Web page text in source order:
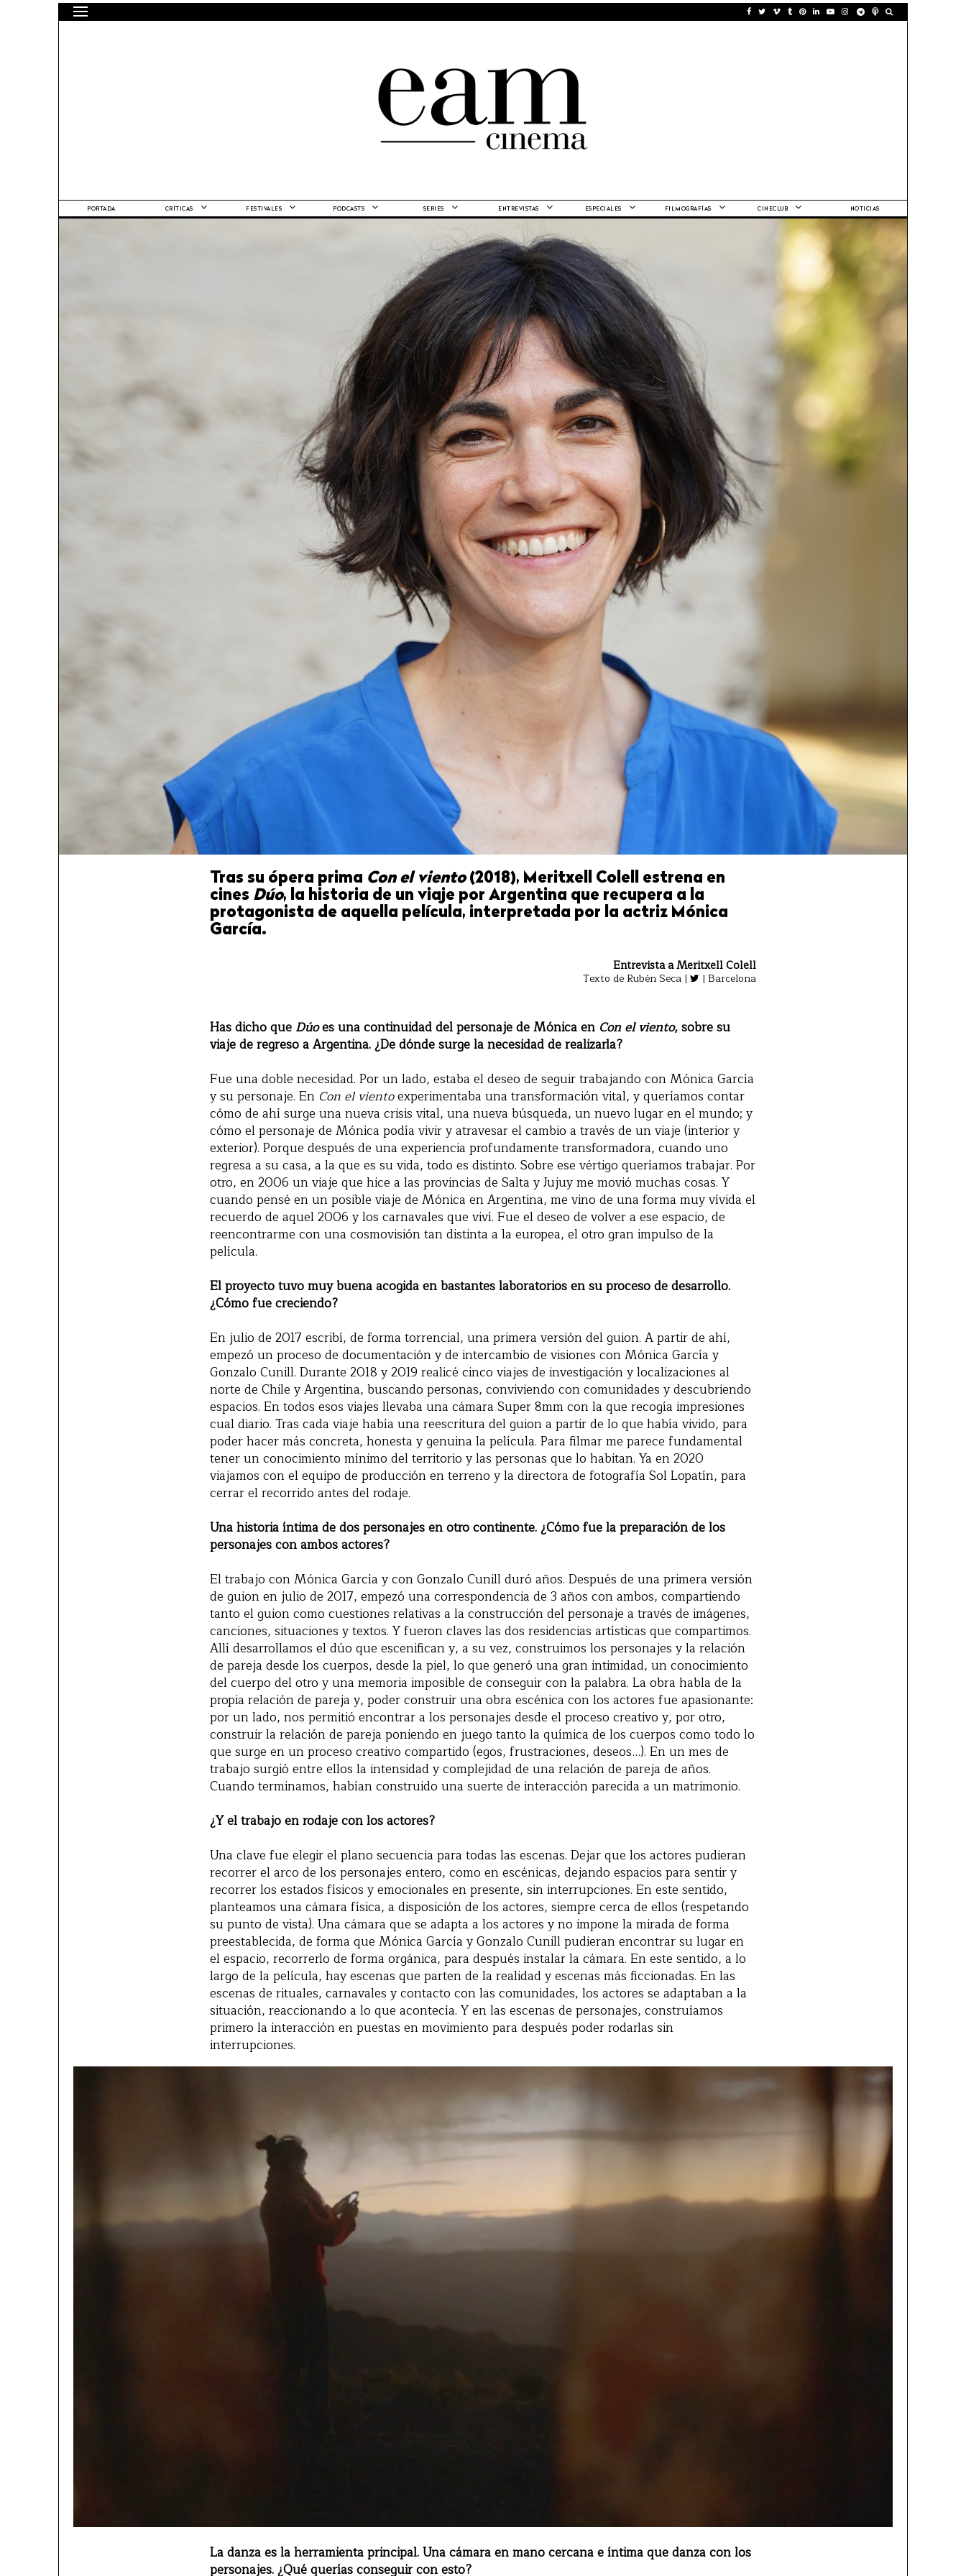
PORTADA CRÍTICAS FESTIVALES PODCASTS SERIES ENTREVISTAS ESPECIALES FILMOGRAFÍAS CINECLUB NOTICIAS
Tras su ópera prima Con el viento(2018), Meritxell Colell estrena en
cines Dúo, la historia de un viaje por Argentina que recupera a la
protagonista de aquella película, interpretada por la actriz Mónica
García.
Entrevista a Meritxell Colell
Texto de Rubén Seca | | Barcelona
Has dicho que Dúoes una continuidad del personaje de Mónica en Con el viento, sobre su
viaje de regreso a Argentina. ¿De dónde surge la necesidad de realizarla?
Fue una doble necesidad. Por un lado, estaba el deseo de seguir trabajando con Mónica García
y su personaje. En Con el vientoexperimentaba una transformación vital, y queríamos contar
cómo de ahí surge una nueva crisis vital, una nueva búsqueda, un nuevo lugar en el mundo; y
cómo el personaje de Mónica podía vivir y atravesar el cambio a través de un viaje (interior y
exterior). Porque después de una experiencia profundamente transformadora, cuando uno
regresa a su casa, a la que es su vida, todo es distinto. Sobre ese vértigo queríamos trabajar. Por
otro, en 2006 un viaje que hice a las provincias de Salta y Jujuy me movió muchas cosas. Y
cuando pensé en un posible viaje de Mónica en Argentina, me vino de una forma muy vívida el
recuerdo de aquel 2006 y los carnavales que viví. Fue el deseo de volver a ese espacio, de
reencontrarme con una cosmovisión tan distinta a la europea, el otro gran impulso de la
película.
El proyecto tuvo muy buena acogida en bastantes laboratorios en su proceso de desarrollo.
¿Cómo fue creciendo?
En julio de 2017 escribí, de forma torrencial, una primera versión del guion. A partir de ahí,
empezó un proceso de documentación y de intercambio de visiones con Mónica García y
Gonzalo Cunill. Durante 2018 y 2019 realicé cinco viajes de investigación y localizaciones al
norte de Chile y Argentina, buscando personas, conviviendo con comunidades y descubriendo
espacios. En todos esos viajes llevaba una cámara Super 8mm con la que recogía impresiones
cual diario. Tras cada viaje había una reescritura del guion a partir de lo que había vivido, para
poder hacer más concreta, honesta y genuina la película. Para filmar me parece fundamental
tener un conocimiento mínimo del territorio y las personas que lo habitan. Ya en 2020
viajamos con el equipo de producción en terreno y la directora de fotografía Sol Lopatín, para
cerrar el recorrido antes del rodaje.
Una historia íntima de dos personajes en otro continente. ¿Cómo fue la preparación de los
personajes con ambos actores?
El trabajo con Mónica García y con Gonzalo Cunill duró años. Después de una primera versión
de guion en julio de 2017, empezó una correspondencia de 3 años con ambos, compartiendo
tanto el guion como cuestiones relativas a la construcción del personaje a través de imágenes,
canciones, situaciones y textos. Y fueron claves las dos residencias artísticas que compartimos.
Allí desarrollamos el dúo que escenifican y, a su vez, construimos los personajes y la relación
de pareja desde los cuerpos, desde la piel, lo que generó una gran intimidad, un conocimiento
del cuerpo del otro y una memoria imposible de conseguir con la palabra. La obra habla de la
propia relación de pareja y, poder construir una obra escénica con los actores fue apasionante:
por un lado, nos permitió encontrar a los personajes desde el proceso creativo y, por otro,
construir la relación de pareja poniendo en juego tanto la química de los cuerpos como todo lo
que surge en un proceso creativo compartido (egos, frustraciones, deseos…). En un mes de
trabajo surgió entre ellos la intensidad y complejidad de una relación de pareja de años.
Cuando terminamos, habían construido una suerte de interacción parecida a un matrimonio.
¿Y el trabajo en rodaje con los actores?
Una clave fue elegir el plano secuencia para todas las escenas. Dejar que los actores pudieran
recorrer el arco de los personajes entero, como en escénicas, dejando espacios para sentir y
recorrer los estados físicos y emocionales en presente, sin interrupciones. En este sentido,
planteamos una cámara física, a disposición de los actores, siempre cerca de ellos (respetando
su punto de vista). Una cámara que se adapta a los actores y no impone la mirada de forma
preestablecida, de forma que Mónica García y Gonzalo Cunill pudieran encontrar su lugar en
el espacio, recorrerlo de forma orgánica, para después instalar la cámara. En este sentido, a lo
largo de la película, hay escenas que parten de la realidad y escenas más ficcionadas. En las
escenas de rituales, carnavales y contacto con las comunidades, los actores se adaptaban a la
situación, reaccionando a lo que acontecía. Y en las escenas de personajes, construíamos
primero la interacción en puestas en movimiento para después poder rodarlas sin
interrupciones.
La danza es la herramienta principal. Una cámara en mano cercana e íntima que danza con los
personajes. ¿Qué querías conseguir con esto?